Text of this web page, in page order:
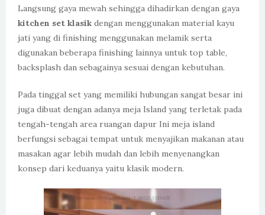
Langsung gaya mewah sehingga dihadirkan dengan gaya
kitchen set klasik dengan menggunakan material kayu
jati yang di finishing menggunakan melamik serta
digunakan beberapa finishing lainnya untuk top table,
backsplash dan sebagainya sesuai dengan kebutuhan.
Pada tinggal set yang memiliki hubungan sangat besar ini
juga dibuat dengan adanya meja Island yang terletak pada
tengah-tengah area ruangan dapur Ini meja island
berfungsi sebagai tempat untuk menyajikan makanan atau
masakan agar lebih mudah dan lebih menyenangkan
konsep dari keduanya yaitu klasik modern.